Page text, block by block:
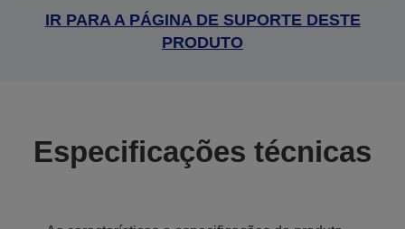
IR PARA A PÁGINA DE SUPORTE DESTE
PRODUTO
Especificações técnicas